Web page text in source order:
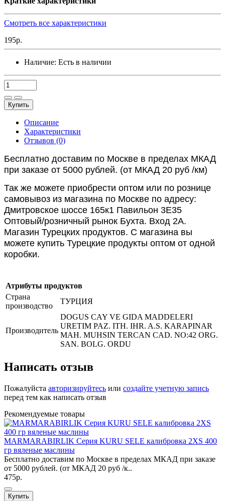
Смотреть все характеристики
195р.
Наличие: Есть в наличии
Купить
Описание
Характеристики
Отзывов (0)
Бесплатно доставим по Москве в пределах МКАД
при заказе от 5000 рублей. (от МКАД 20 руб /км)
Так же можете приобрести оптом или по рознице
самовывоз из магазина по Москве по адресу:
Дмитровское шоссе 165к1 Павильон 3Е35
Оптовый/розничный рынок Бухта. Вход 2А.
Магазин Турецких продуктов. С магазина вы
можете купить Турецкие продукты оптом от одной
коробки.
Атрибуты продуктов
Страна
производство
ТУРЦИЯ
Производитель
DOGUS CAY VE GIDA MADDELERI
URETIM PAZ. ITH. IHR. A.S. KARAPINAR
MAH. MUHSIN TERCAN CAD. NO:42 ORG.
SAN. BOLG. ORDU
Написать отзыв
Пожалуйста авторизируйтесь или создайте учетную запись
перед тем как написать отзыв
Рекомендуемые товары
MARMARABIRLIK Серия KURU SELE калибровка 2XS 400
гр вяленые маслины
Бесплатно доставим по Москве в пределах МКАД при заказе
от 5000 рублей. (от МКАД 20 руб /к..
475р.
Купить